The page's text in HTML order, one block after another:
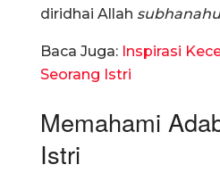
diridhai Allah
Baca Juga: Inspirasi
Seorang Istri
Memahami
Istri